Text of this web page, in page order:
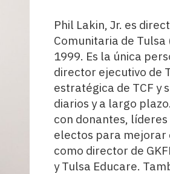
Phil Lakin, Jr. es
Comunitaria de Tulsa
1999. Es la única
director ejecutivo de
estratégica de TCF y
diarios y a largo
con donantes,
electos para mejorar
como director de
y Tulsa Educare.